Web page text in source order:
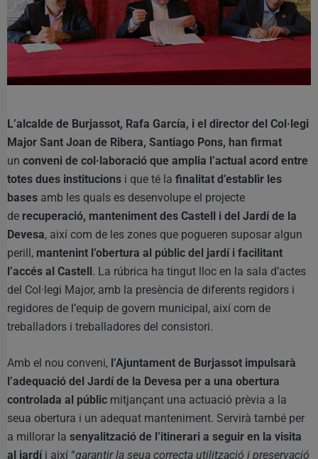
L’alcalde de Burjassot, Rafa García, i el director del Col·legi
Major Sant Joan de Ribera, Santiago Pons, han firmat
un conveni de col·laboració que amplia l’actual acord entre
totes dues institucions i que té la finalitat d’establir les
bases amb les quals es desenvolupe el projecte
de recuperació, manteniment des Castell i del Jardí de la
Devesa, així com de les zones que pogueren suposar algun
perill, mantenint l’obertura al públic del jardí i facilitant
l’accés al Castell . La rúbrica ha tingut lloc en la sala d’actes
del Col·legi Major, amb la presència de diferents regidors i
regidores de l’equip de govern municipal, així com de
treballadors i treballadores del consistori.
Amb el nou conveni, l’Ajuntament de Burjassot impulsarà
l’adequació del Jardí de la Devesa per a una obertura
controlada al públic mitjançant una actuació prèvia a la
seua obertura i un adequat manteniment. Servirà també per
a millorar la senyalització de l’itinerari a seguir en la visita
al jardíi així “garantir la seua correcta utilització i preservació